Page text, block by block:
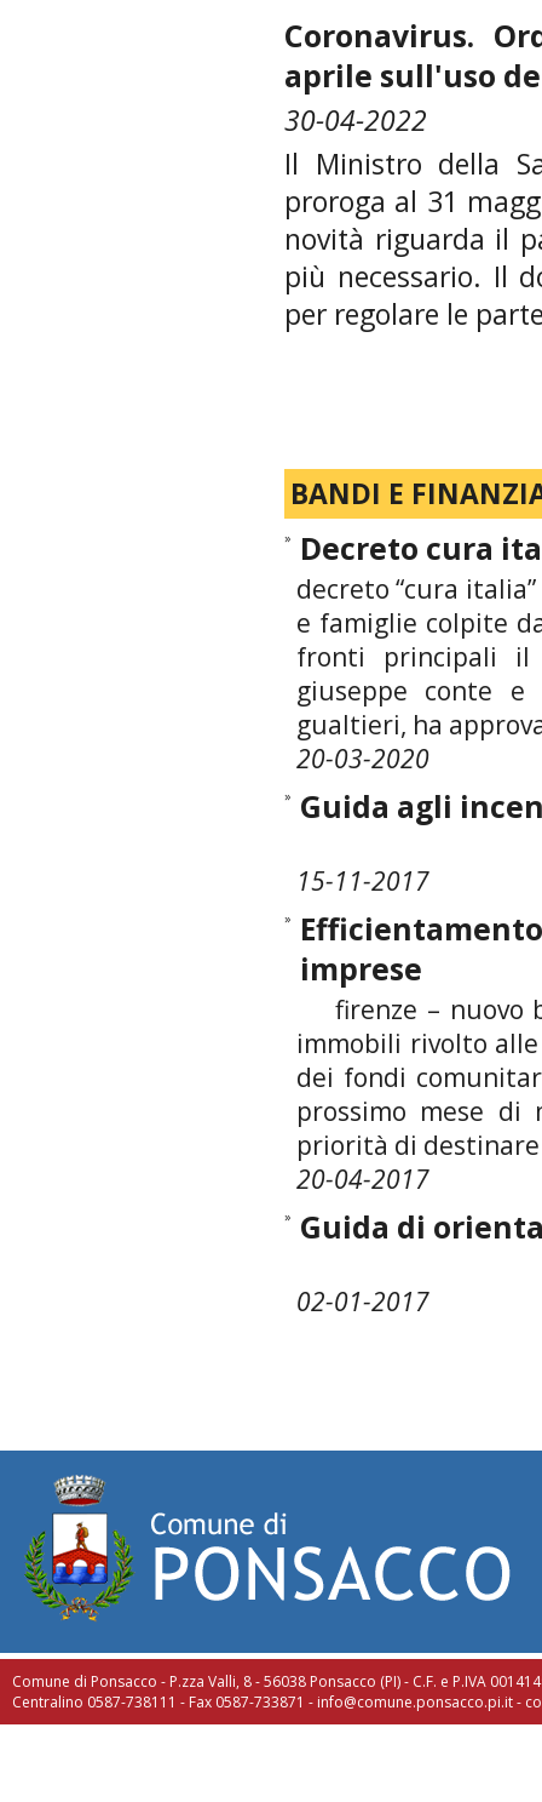
Coronavirus.
aprile sull'uso
30-04-2022
Il Ministro della
proroga al 31
novità riguarda il
più necessario. Il
per regolare le
BANDI E
» Decreto cura
decreto “cura
e famiglie colpite
fronti principali il
giuseppe conte e
gualtieri, ha
20-03-2020
» Guida agli
15-11-2017
»
imprese
firenze – nuovo
immobili rivolto
dei fondi
prossimo mese
priorità di
20-04-2017
» Guida di
02-01-2017
Comune di Ponsacco - P.zza Valli, 8 - 56038 Ponsacco (PI) - C.F. e P.IVA
Centralino 0587-738111 - Fax 0587-733871 - info@comune.ponsacco.pi.it-